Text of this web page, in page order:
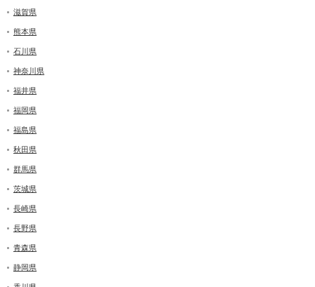
滋賀県
熊本県
石川県
神奈川県
福井県
福岡県
福島県
秋田県
群馬県
茨城県
長崎県
長野県
青森県
静岡県